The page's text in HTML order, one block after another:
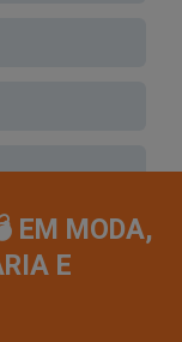
EM MODA,
E